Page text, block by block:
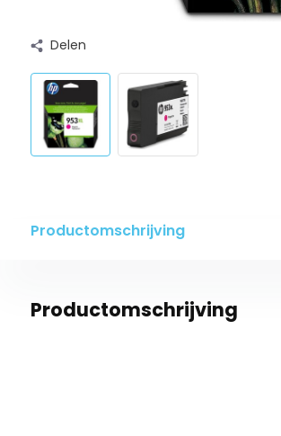
Delen
Productomschrijving
Productomschrijving